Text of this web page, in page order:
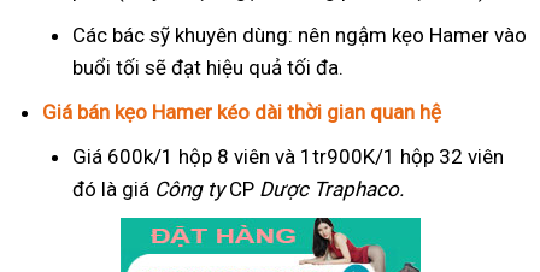
Các bác sỹ khuyên dùng: nên ngậm kẹo Hamer vào
buổi tối sẽ đạt hiệu quả tối đa.
Giá bán kẹo Hamer kéo dài thời gian quan hệ
Giá 600k/1 hộp 8 viên và 1tr900K/1 hộp 32 viên
đó là giá Công tyCP Dược Traphaco.